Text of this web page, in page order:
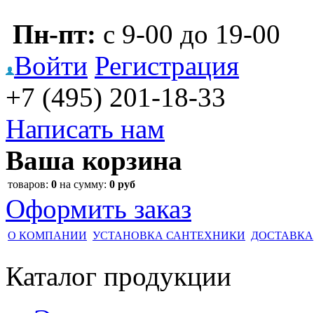
Пн-пт: с 9-00 до 19-00
Войти Регистрация
+7 (495) 201-18-33
Написать нам
Ваша корзина
товаров: 0 на сумму: 0 руб
Оформить заказ
О КОМПАНИИ УСТАНОВКА САНТЕХНИКИ ДОСТАВКА
Каталог продукции